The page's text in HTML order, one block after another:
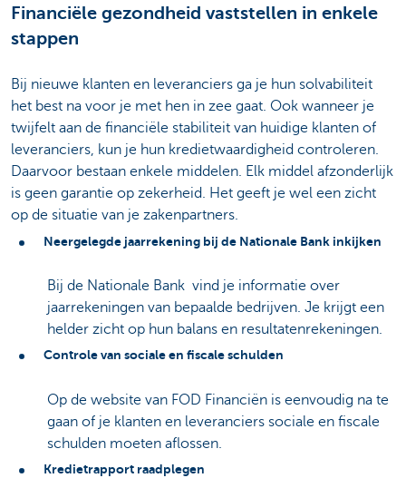
Financiële gezondheid vaststellen in enkele
stappen
Bij nieuwe klanten en leveranciers ga je hun solvabiliteit
het best na voor je met hen in zee gaat. Ook wanneer je
twijfelt aan de financiële stabiliteit van huidige klanten of
leveranciers, kun je hun kredietwaardigheid controleren.
Daarvoor bestaan enkele middelen. Elk middel afzonderlijk
is geen garantie op zekerheid. Het geeft je wel een zicht
op de situatie van je zakenpartners.
Neergelegde jaarrekening bij de Nationale Bank inkijken
Bij de Nationale Bank vind je informatie over
jaarrekeningen van bepaalde bedrijven. Je krijgt een
helder zicht op hun balans en resultatenrekeningen.
Controle van sociale en fiscale schulden
Op de website van FOD Financiën is eenvoudig na te
gaan of je klanten en leveranciers sociale en fiscale
schulden moeten aflossen.
Kredietrapport raadplegen